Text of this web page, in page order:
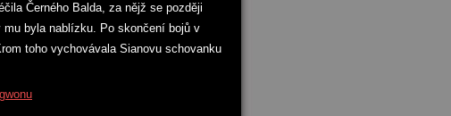
Černého Balda, za nějž se později
mu byla nablízku. Po skončení bojů v
toho vychovávala Sianovu schovanku